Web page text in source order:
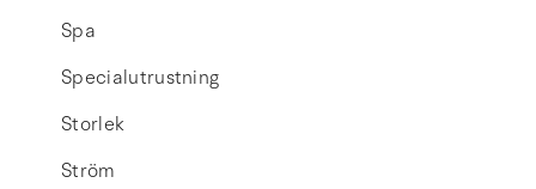
Spa
Specialutrustning
Storlek
Ström